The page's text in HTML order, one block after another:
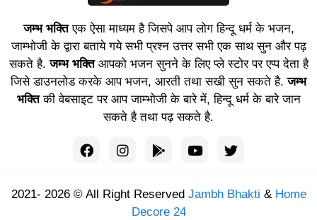
जम्भ भक्तिएक ऐसा माध्यम है जिसपे आप लोग हिन्दू धर्म के भजन,
जाम्भोजी के द्वारा बताये गये सभी प्रश्न उत्तर सभी एक साथ सुन और पढ़
सकते है.जम्भ भक्तिआपको भजन सुनने के लिए प्ले स्टोर पर एप्प देता है
जिसे डाउनलोड करके आप भजन, आरती तथा सखी सुन सकते है.जम्भ
भक्तिकी वेबसाइट पर आप जाम्भोजी के बारे में, हिन्दू धर्म के बारे जान
सकते है तथा पढ़ सकते है.
2021- 2026 © All Right Reserved Jambh Bhakti & Home
Decore 24